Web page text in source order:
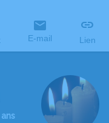
E-mail Lien